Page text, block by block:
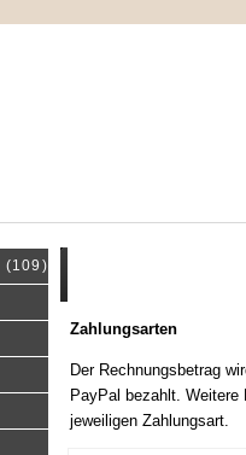
(109)
Zahlungsarten
Der Rechnungsbetrag
PayPal bezahlt.
jeweiligen Zahlungsart.